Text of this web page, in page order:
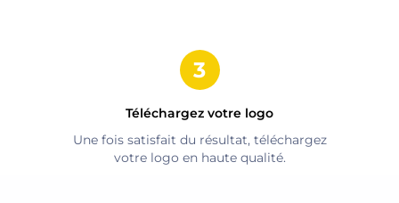
Téléchargez votre logo
Une fois satisfait du résultat, téléchargez
votre logo en haute qualité.